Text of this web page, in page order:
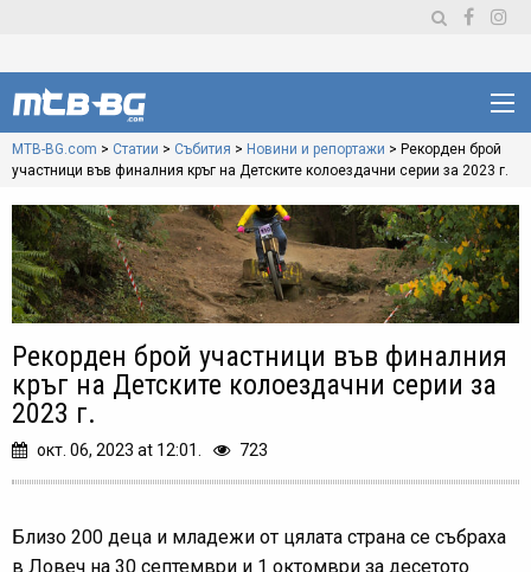
MTB-BG.com > Статии > Събития > Новини и репортажи > Рекорден брой
участници във финалния кръг на Детските колоездачни серии за 2023 г.
Рекорден брой участници във финалния
кръг на Детските колоездачни серии за
2023 г.
окт. 06, 2023 at 12:01. 723
Близо 200 деца и младежи от цялата страна се събраха
в Ловеч на 30 септември и 1 октомври за десетото